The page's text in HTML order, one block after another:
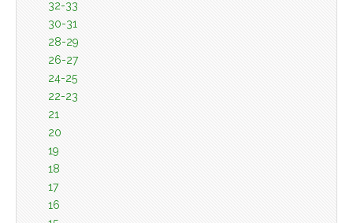
32-33
30-31
28-29
26-27
24-25
22-23
21
20
19
18
17
16